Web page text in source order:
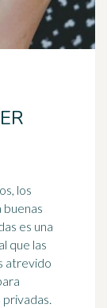
los
buenas
es una
que las
atrevido